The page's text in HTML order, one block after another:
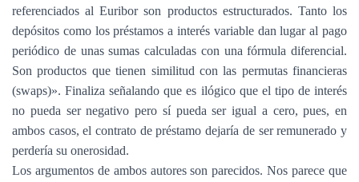
referenciados al Euribor son productos estructurados. Tanto los
depósitos como los préstamos a interés variable dan lugar al pago
periódico de unas sumas calculadas con una fórmula diferencial.
Son productos que tienen similitud con las permutas financieras
(swaps)». Finaliza señalando que es ilógico que el tipo de interés
no pueda ser negativo pero sí pueda ser igual a cero, pues, en
ambos casos, el contrato de préstamo dejaría de ser remunerado y
perdería su onerosidad.
Los argumentos de ambos autores son parecidos. Nos parece que